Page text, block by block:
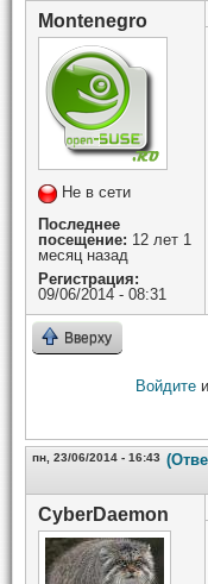
Montenegro
Не в сети
Последнее
посещение: 12 лет 1
месяц назад
Регистрация:
09/06/2014 - 08:31
Вверху
Войдите
пн, 23/06/2014 - 16:43
CyberDaemon